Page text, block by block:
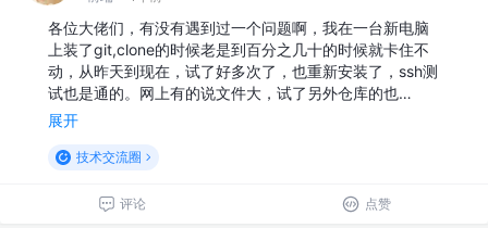
各位大佬们，有没有遇到过一个问题啊，我在一台新电脑
上装了git,clone的时候老是到百分之几十的时候就卡住不
动，从昨天到现在，试了好多次了，也重新安装了，ssh测
试也是通的。网上有的说文件大，试了另外仓库的也…
展开
技术交流圈
评论 点赞